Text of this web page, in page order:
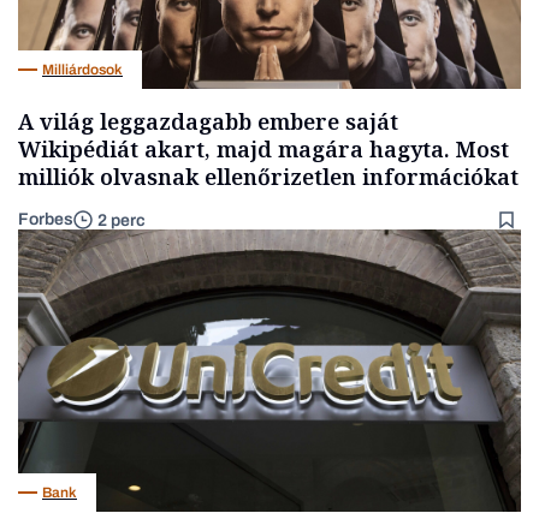
Milliárdosok
A világ leggazdagabb embere saját
Wikipédiát akart, majd magára hagyta. Most
milliók olvasnak ellenőrizetlen információkat
Forbes 2 perc
Bank